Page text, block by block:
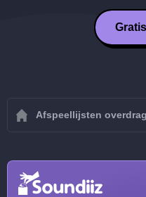
Afspeellijsten